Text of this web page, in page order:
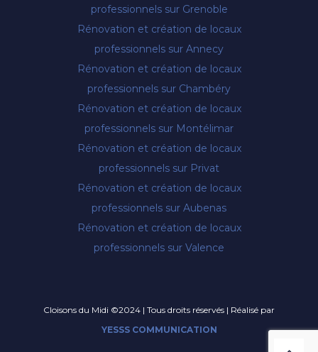
professionnels sur Grenoble
Rénovation et création de locaux
professionnels sur Annecy
Rénovation et création de locaux
professionnels sur Chambéry
Rénovation et création de locaux
professionnels sur Montélimar
Rénovation et création de locaux
professionnels sur Privat
Rénovation et création de locaux
professionnels sur Aubenas
Rénovation et création de locaux
professionnels sur Valence
Cloisons du Midi ©2024 | Tous droits réservés | Réalisé par
YESSS COMMUNICATION